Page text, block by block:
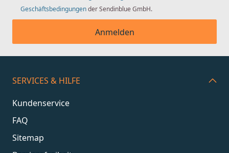
Geschäftsbedingungender Sendinblue GmbH.
Anmelden
SERVICES & HILFE
Kundenservice
FAQ
Sitemap